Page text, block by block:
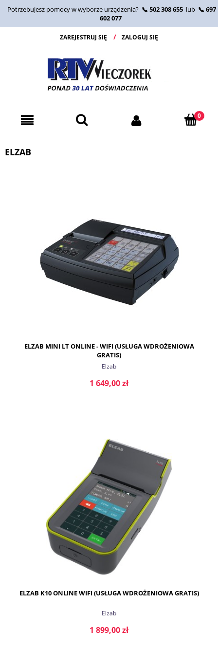
Potrzebujesz pomocy w wyborze urządzenia? 📞 502 308 655 lub 📞 697
602 077
ZAREJESTRUJ SIĘ ZALOGUJ SIĘ
ELZAB
ELZAB MINI LT ONLINE - WIFI (USŁUGA WDROŻENIOWA
GRATIS)
Elzab
1 649,00 zł
DO KOSZYKA
ELZAB K10 ONLINE WIFI (USŁUGA WDROŻENIOWA GRATIS)
Elzab
1 899,00 zł